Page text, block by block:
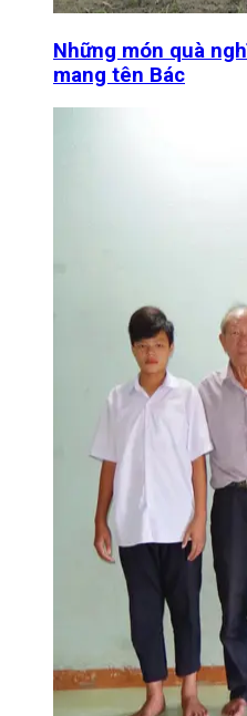
Những món quà
mang tên Bác